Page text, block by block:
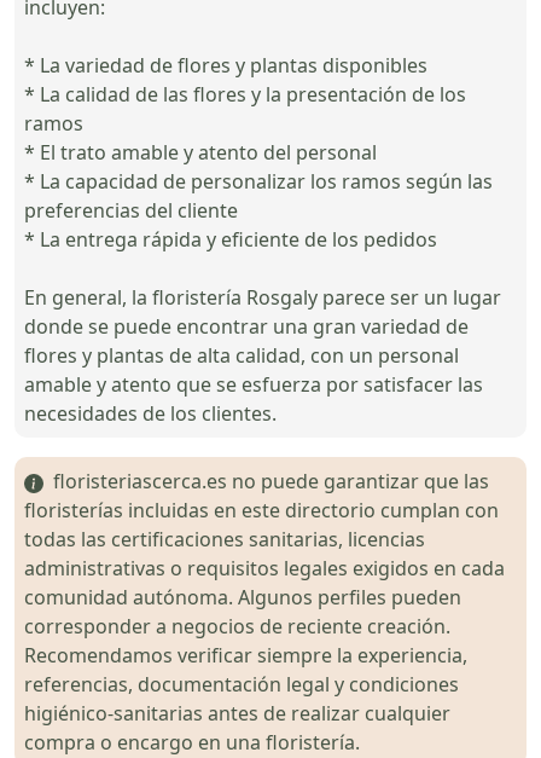
incluyen:
* La variedad de flores y plantas disponibles
* La calidad de las flores y la presentación de los
ramos
* El trato amable y atento del personal
* La capacidad de personalizar los ramos según las
preferencias del cliente
* La entrega rápida y eficiente de los pedidos
En general, la floristería Rosgaly parece ser un lugar
donde se puede encontrar una gran variedad de
flores y plantas de alta calidad, con un personal
amable y atento que se esfuerza por satisfacer las
necesidades de los clientes.
floristeriascerca.es no puede garantizar que las
floristerías incluidas en este directorio cumplan con
todas las certificaciones sanitarias, licencias
administrativas o requisitos legales exigidos en cada
comunidad autónoma. Algunos perfiles pueden
corresponder a negocios de reciente creación.
Recomendamos verificar siempre la experiencia,
referencias, documentación legal y condiciones
higiénico-sanitarias antes de realizar cualquier
compra o encargo en una floristería.